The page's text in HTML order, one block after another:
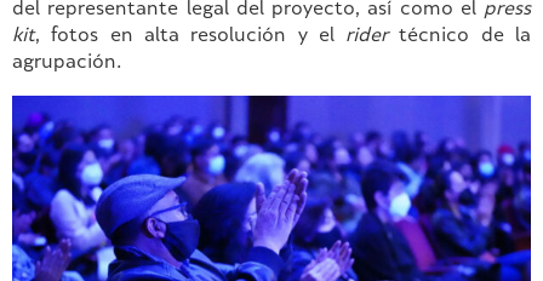
del representante legal del proyecto, así como el press
kit, fotos en alta resolución y el ridertécnico de la
agrupación.